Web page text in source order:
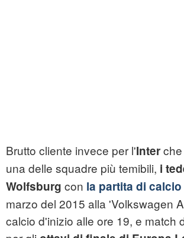
Brutto cliente invece per l'Inter
una delle squadre più temibili, i
Wolfsburg con la partita di calcio
marzo del 2015 alla 'Volkswagen
calcio d'inizio alle ore 19, e match